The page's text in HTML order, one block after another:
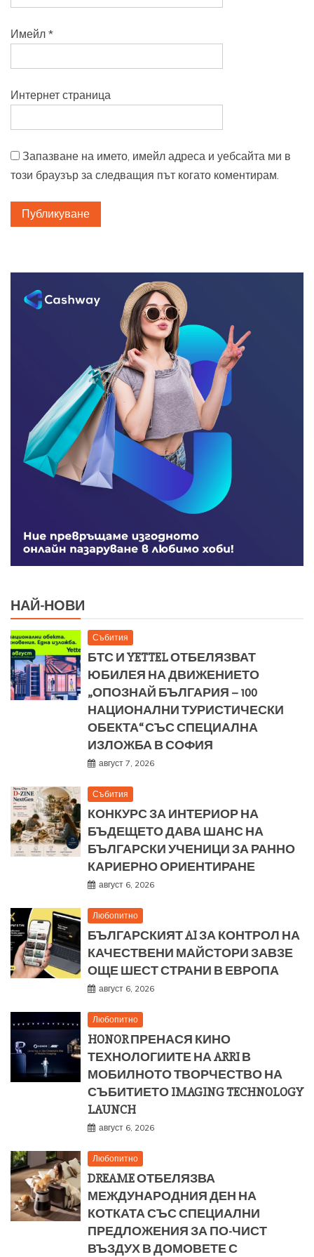
Имейл *
Интернет страница
Запазване на името, имейл адреса и уебсайта ми в
този браузър за следващия път когато коментирам.
НАЙ-НОВИ
Събития
БТС И YETTEL ОТБЕЛЯЗВАТ
ЮБИЛЕЯ НА ДВИЖЕНИЕТО
„ОПОЗНАЙ БЪЛГАРИЯ – 100
НАЦИОНАЛНИ ТУРИСТИЧЕСКИ
ОБЕКТА“ СЪС СПЕЦИАЛНА
ИЗЛОЖБА В СОФИЯ
август 7, 2026
Събития
КОНКУРС ЗА ИНТЕРИОР НА
БЪДЕЩЕТО ДАВА ШАНС НА
БЪЛГАРСКИ УЧЕНИЦИ ЗА РАННО
КАРИЕРНО ОРИЕНТИРАНЕ
август 6, 2026
Любопитно
БЪЛГАРСКИЯТ AI ЗА КОНТРОЛ НА
КАЧЕСТВЕНИ МАЙСТОРИ ЗАВЗЕ
ОЩЕ ШЕСТ СТРАНИ В ЕВРОПА
август 6, 2026
Любопитно
HONOR ПРЕНАСЯ КИНО
ТЕХНОЛОГИИТЕ НА ARRI В
МОБИЛНОТО ТВОРЧЕСТВО НА
СЪБИТИЕТО IMAGING TECHNOLOGY
LAUNCH
август 6, 2026
Любопитно
DREAME ОТБЕЛЯЗВА
МЕЖДУНАРОДНИЯ ДЕН НА
КОТКАТА СЪС СПЕЦИАЛНИ
ПРЕДЛОЖЕНИЯ ЗА ПО-ЧИСТ
ВЪЗДУХ В ДОМОВЕТЕ С